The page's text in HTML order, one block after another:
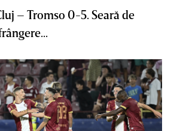
– Tromso 0-5. Seară de